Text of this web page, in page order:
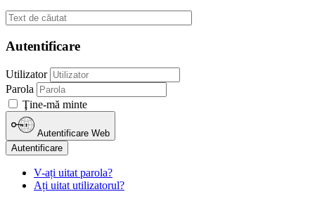
Autentificare
Utilizator
Parola
Ţine-mă minte
Autentificare Web
Autentificare
V-ați uitat parola?
Ați uitat utilizatorul?